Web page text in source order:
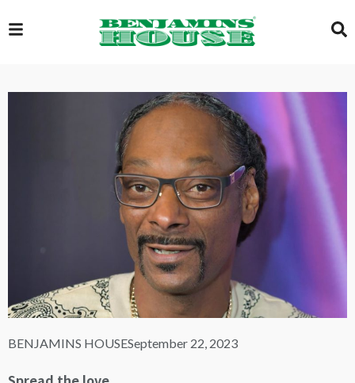
EXCLUSIVE
GLOBAL
VIDEOS
GALLERY
LOGIN
BENJAMINS HOUSESeptember 22, 2023